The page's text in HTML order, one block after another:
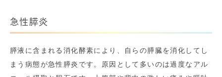
急性膵炎
膵液に含まれる消化酵素により、自らの膵臓を消化してし
まう病態が急性膵炎です。原因として多いのは過度なアル